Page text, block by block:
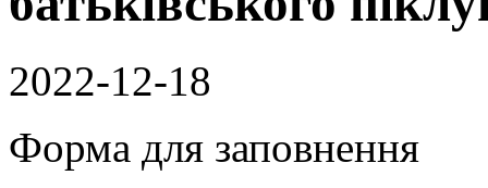
2022-12-18
Форма для заповнення